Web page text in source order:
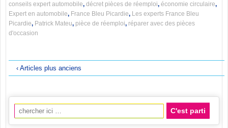
conseils expert automobile, décret pièces de réemploi, économie circulaire,
Expert en automobile, France Bleu Picardie, Les experts France Bleu
Picardie, Patrick Mateu, pièce de réemploi, réparer avec des pièces
d'occasion
‹ Articles plus anciens
Recherche pour: